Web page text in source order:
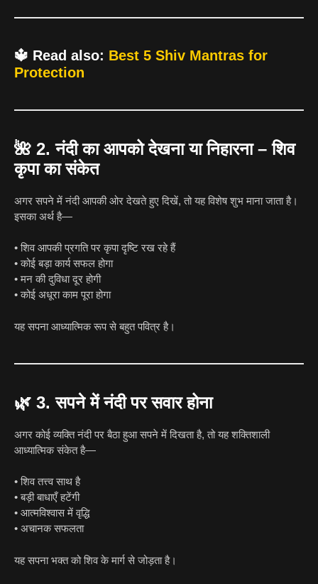
🔱 Read also: Best 5 Shiv Mantras for
Protection
🌺 2. नंदी का आपको देखना या निहारना – शिव
कृपा का संकेत
अगर सपने में नंदी आपकी ओर देखते हुए दिखें, तो यह विशेष शुभ माना जाता है।
इसका अर्थ है—
• शिव आपकी प्रगति पर कृपा दृष्टि रख रहे हैं
• कोई बड़ा कार्य सफल होगा
• मन की दुविधा दूर होगी
• कोई अधूरा काम पूरा होगा
यह सपना आध्यात्मिक रूप से बहुत पवित्र है।
🌿 3. सपने में नंदी पर सवार होना
अगर कोई व्यक्ति नंदी पर बैठा हुआ सपने में दिखता है, तो यह शक्तिशाली
आध्यात्मिक संकेत है—
• शिव तत्त्व साथ है
• बड़ी बाधाएँ हटेंगी
• आत्मविश्वास में वृद्धि
• अचानक सफलता
यह सपना भक्त को शिव के मार्ग से जोड़ता है।